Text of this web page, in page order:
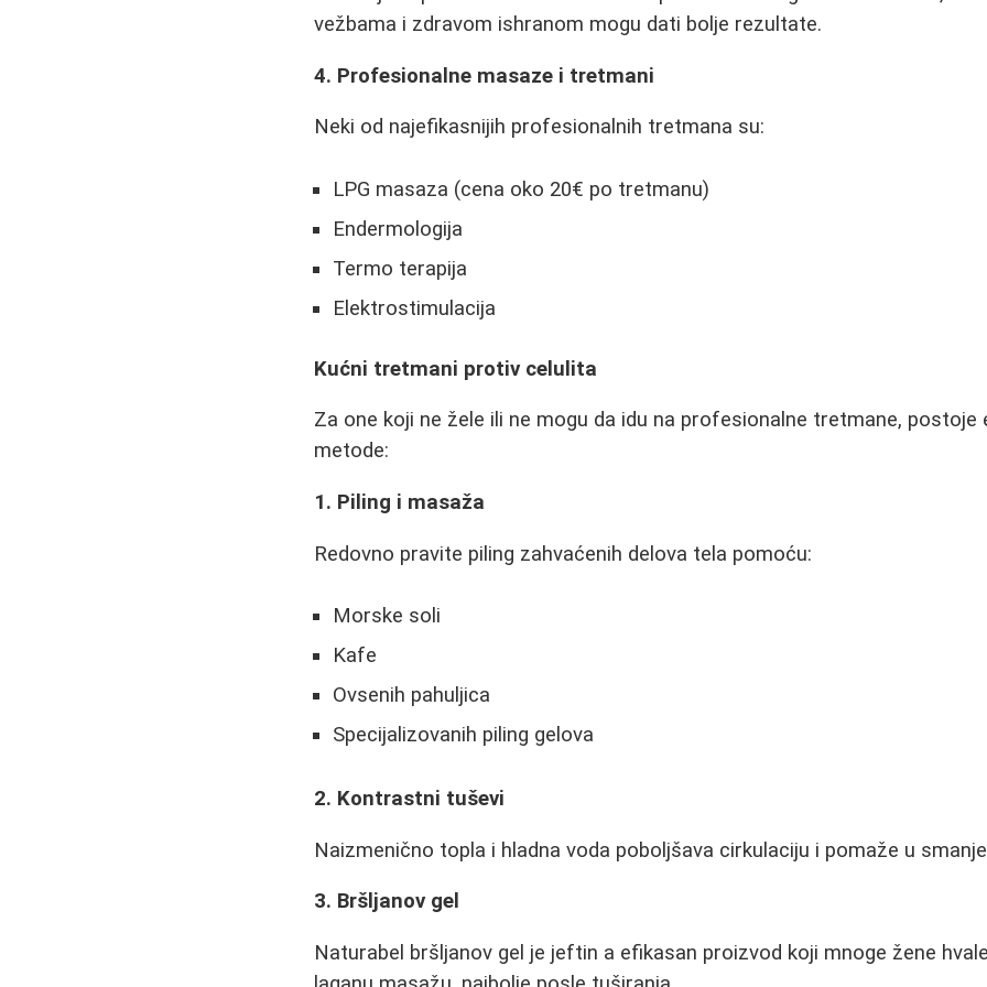
vežbama i zdravom ishranom mogu dati bolje rezultate.
4. Profesionalne masaze i tretmani
Neki od najefikasnijih profesionalnih tretmana su:
LPG masaza (cena oko 20€ po tretmanu)
Endermologija
Termo terapija
Elektrostimulacija
Kućni tretmani protiv celulita
Za one koji ne žele ili ne mogu da idu na profesionalne tretmane, postoje
metode:
1. Piling i masaža
Redovno pravite piling zahvaćenih delova tela pomoću:
Morske soli
Kafe
Ovsenih pahuljica
Specijalizovanih piling gelova
2. Kontrastni tuševi
Naizmenično topla i hladna voda poboljšava cirkulaciju i pomaže u
3. Bršljanov gel
Naturabel bršljanov gel je jeftin a efikasan proizvod koji mnoge žene